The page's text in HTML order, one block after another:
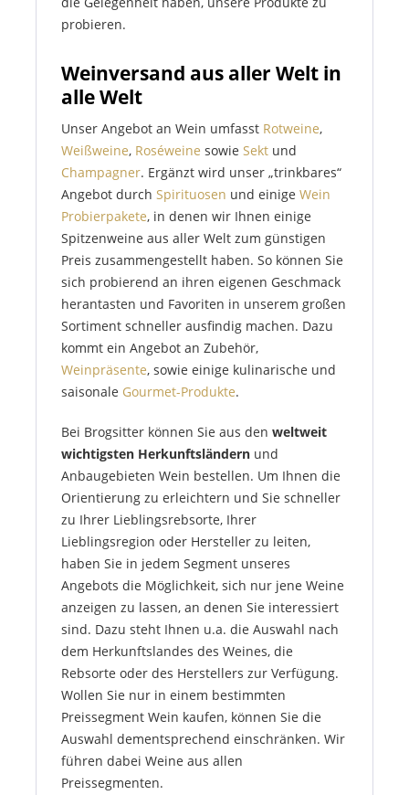
probieren.
Weinversand aus aller Welt in
alle Welt
Unser Angebot an Wein umfasst Rotweine,
Weißweine, Roséweine sowieSekt und
Champagner. Ergänzt wird unser „trinkbares“
Angebot durchSpirituosen und einigeWein
Probierpakete, in denen wir Ihnen einige
Spitzenweine aus aller Welt zum günstigen
Preis zusammengestellt haben. So können Sie
sich probierend an ihren eigenen Geschmack
herantasten und Favoriten in unserem großen
Sortiment schneller ausfindig machen. Dazu
kommt ein Angebot an Zubehör,
Weinpräsente, sowie einige kulinarische und
saisonale Gourmet-Produkte.
Bei Brogsitter können Sie aus denweltweit
wichtigsten Herkunftsländern und
Anbaugebieten Wein bestellen. Um Ihnen die
Orientierung zu erleichtern und Sie schneller
zu Ihrer Lieblingsrebsorte, Ihrer
Lieblingsregion oder Hersteller zu leiten,
haben Sie in jedem Segment unseres
Angebots die Möglichkeit, sich nur jene Weine
anzeigen zu lassen, an denen Sie interessiert
sind. Dazu steht Ihnen u.a. die Auswahl nach
dem Herkunftslandes des Weines, die
Rebsorte oder des Herstellers zur Verfügung.
Wollen Sie nur in einem bestimmten
Preissegment Wein kaufen, können Sie die
Auswahl dementsprechend einschränken. Wir
führen dabei Weine aus allen
Preissegmenten.